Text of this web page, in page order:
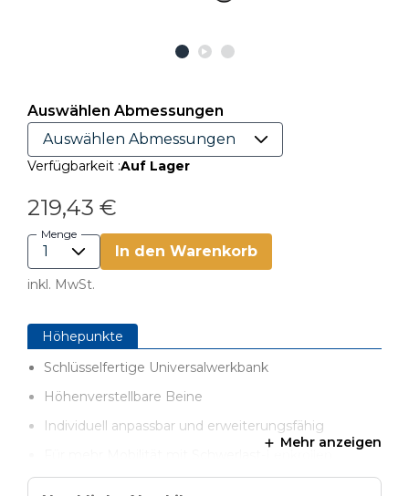
Auswählen Abmessungen
Verfügbarkeit :Auf Lager
219,43 €
Menge
In den Warenkorb
inkl. MwSt.
Höhepunkte
Schlüsselfertige Universalwerkbank
Höhenverstellbare Beine
Individuell anpassbar und erweiterungsfähig
erweiterbar (4 Stück | PRS3090)
Mehr anzeigen